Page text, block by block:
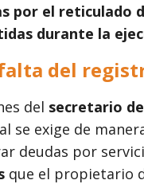
por el reticulado
durante la
del
del secretario
se exige de
deudas por
que el propietario